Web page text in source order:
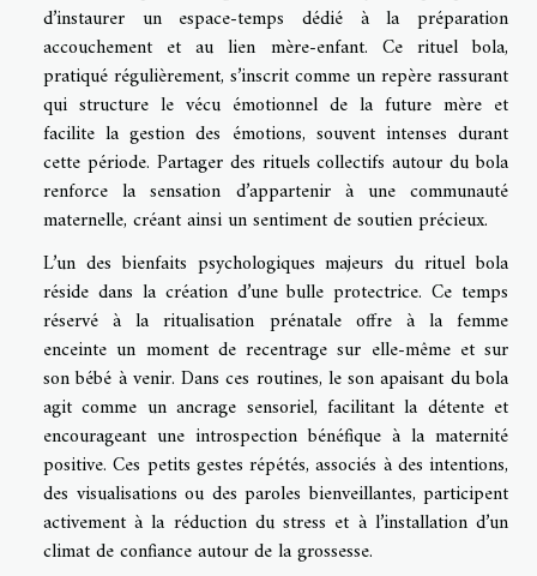
d’instaurer un espace-temps dédié à la préparation
accouchement et au lien mère-enfant. Ce rituel bola,
pratiqué régulièrement, s’inscrit comme un repère rassurant
qui structure le vécu émotionnel de la future mère et
facilite la gestion des émotions, souvent intenses durant
cette période. Partager des rituels collectifs autour du bola
renforce la sensation d’appartenir à une communauté
maternelle, créant ainsi un sentiment de soutien précieux.
L’un des bienfaits psychologiques majeurs du rituel bola
réside dans la création d’une bulle protectrice. Ce temps
réservé à la ritualisation prénatale offre à la femme
enceinte un moment de recentrage sur elle-même et sur
son bébé à venir. Dans ces routines, le son apaisant du bola
agit comme un ancrage sensoriel, facilitant la détente et
encourageant une introspection bénéfique à la maternité
positive. Ces petits gestes répétés, associés à des intentions,
des visualisations ou des paroles bienveillantes, participent
activement à la réduction du stress et à l’installation d’un
climat de confiance autour de la grossesse.